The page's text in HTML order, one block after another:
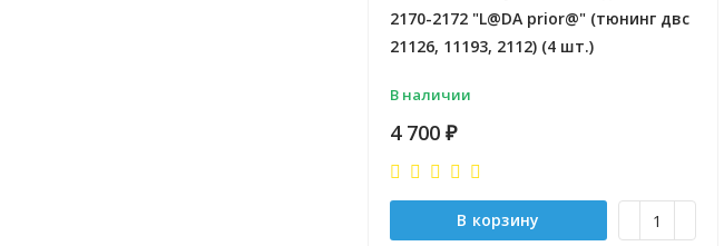
2170-2172 "L@DA prior@" (тюнинг двс
21126, 11193, 2112) (4 шт.)
В наличии
4 700 ₽
В корзину